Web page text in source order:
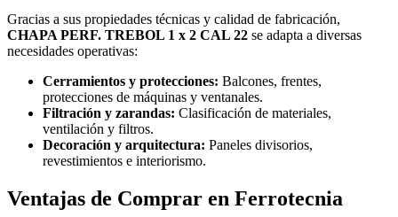
Gracias a sus propiedades técnicas y calidad de fabricación,
CHAPA PERF. TREBOL 1 x 2 CAL 22 se adapta a diversas
necesidades operativas:
Cerramientos y protecciones: Balcones, frentes,
protecciones de máquinas y ventanales.
Filtración y zarandas: Clasificación de materiales,
ventilación y filtros.
Decoración y arquitectura: Paneles divisorios,
revestimientos e interiorismo.
Ventajas de Comprar en Ferrotecnia